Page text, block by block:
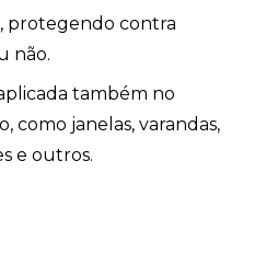
protegendo contra
não.
também no
como janelas, varandas,
e outros.